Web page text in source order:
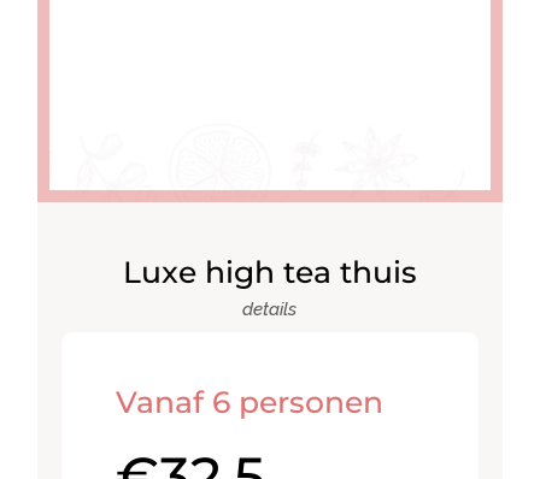
Luxe high tea thuis
details
Vanaf 6 personen